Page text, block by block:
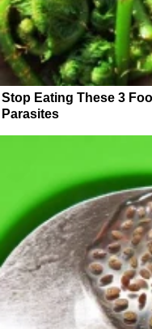
Stop Eating These 3
Parasites